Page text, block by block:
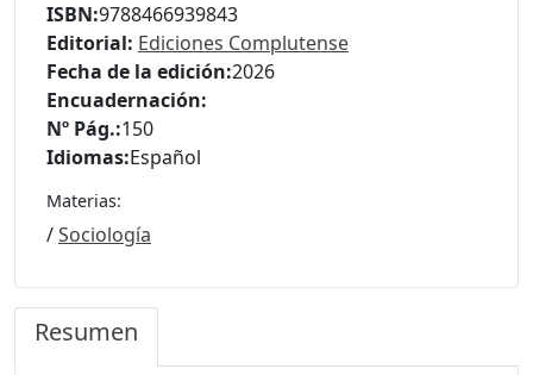
ISBN:9788466939843
Editorial: Ediciones Complutense
Fecha de la edición:2026
Encuadernación:
Nº Pág.:150
Idiomas:Español
Materias:
/Sociología
Resumen